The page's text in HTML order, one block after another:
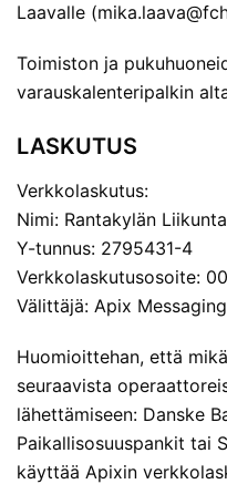
Laavalle
Toimiston ja
varauskalenteripalkin
LASKUTUS
Verkkolaskutus:
Nimi: Rantakylän
Y-tunnus: 2795431-4
Verkkolaskutusosoite:
Välittäjä: Apix
Huomioittehan, että
seuraavista
lähettämiseen: Danske
Paikallisosuuspankit tai
käyttää Apixin